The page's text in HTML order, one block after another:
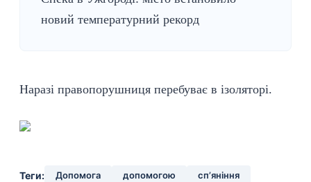
новий температурний рекорд
Наразі правопорушниця перебуває в ізоляторі.
Теги: Допомога допомогою
сп’яніння